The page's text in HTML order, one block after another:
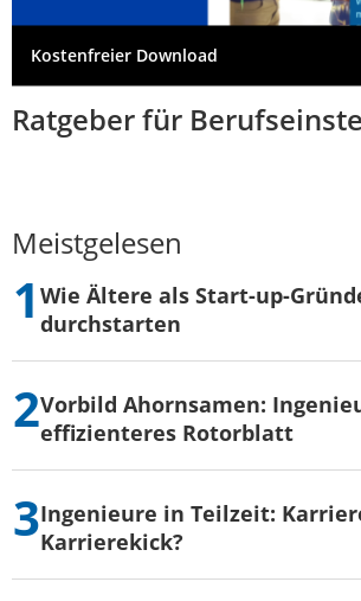
Kostenfreier Download
Ratgeber für
Meistgelesen
Wie Ältere als Start-up-
durchstarten
Vorbild Ahornsamen:
effizienteres Rotorblatt
Ingenieure in Teilzeit:
Karrierekick?